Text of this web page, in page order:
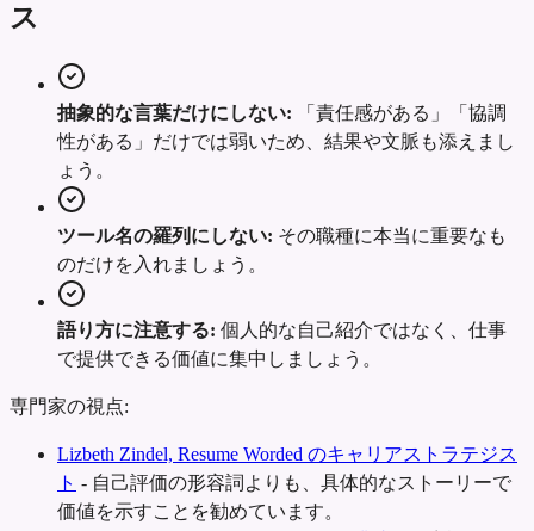
ス
抽象的な言葉だけにしない:
「責任感がある」「協調
性がある」だけでは弱いため、結果や文脈も添えまし
ょう。
ツール名の羅列にしない: その職種に本当に重要なも
のだけを入れましょう。
語り方に注意する: 個人的な自己紹介ではなく、仕事
で提供できる価値に集中しましょう。
専門家の視点:
Lizbeth Zindel, Resume Worded のキャリアストラテジス
ト - 自己評価の形容詞よりも、具体的なストーリーで
価値を示すことを勧めています。